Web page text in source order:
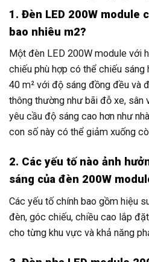
1. Đèn LED 200W module
bao nhiêu m2?
Một đèn LED 200W module với
chiếu phù hợp có thể chiếu sáng
40 m² với độ sáng đồng đều và
thông thường như bãi đỗ xe,
yêu cầu độ sáng cao hơn như
con số này có thể giảm xuống
2. Các yếu tố nào ảnh
sáng của đèn 200W
Các yếu tố chính bao gồm hiệu
đèn, góc chiếu, chiều cao lắp
cho từng khu vực và khả năng